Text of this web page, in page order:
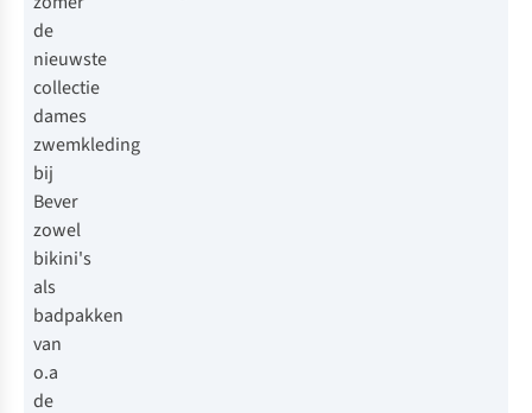
de
nieuwste
collectie
dames
zwemkleding
bij
Bever
zowel
bikini's
als
badpakken
van
o.a
de